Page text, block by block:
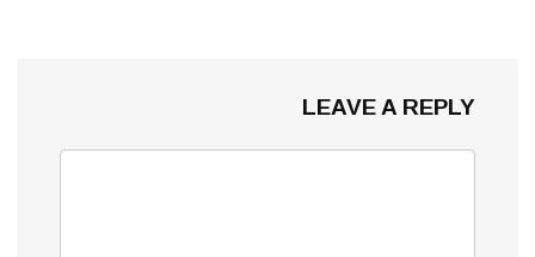
LEAVE A REPLY